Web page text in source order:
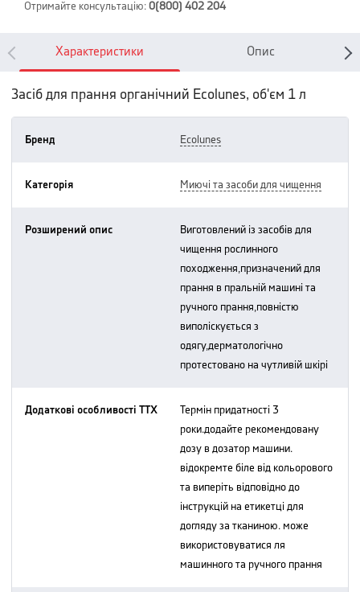
Отримайте консультацію: 0(800) 402 204
Характеристики Опис
Засіб для прання органічний Ecolunes, об'єм 1 л
Бренд ecolunes
Категорія миючі та засоби для чищення
Розширений опис
виготовлений із засобів для
чищення рослинного
походження,призначений для
прання в пральній машині та
ручного прання,повністю
виполіскується з
одягу,дерматологічно
протестовано на чутливій шкірі
Додаткові особливості ТТХ
роки.додайте рекомендовану
дозу в дозатор машини.
відокремте біле від кольорового
та виперіть відповідно до
інструкцій на етикетці для
догляду за тканиною. може
використовуватися ля
машинного та ручного прання